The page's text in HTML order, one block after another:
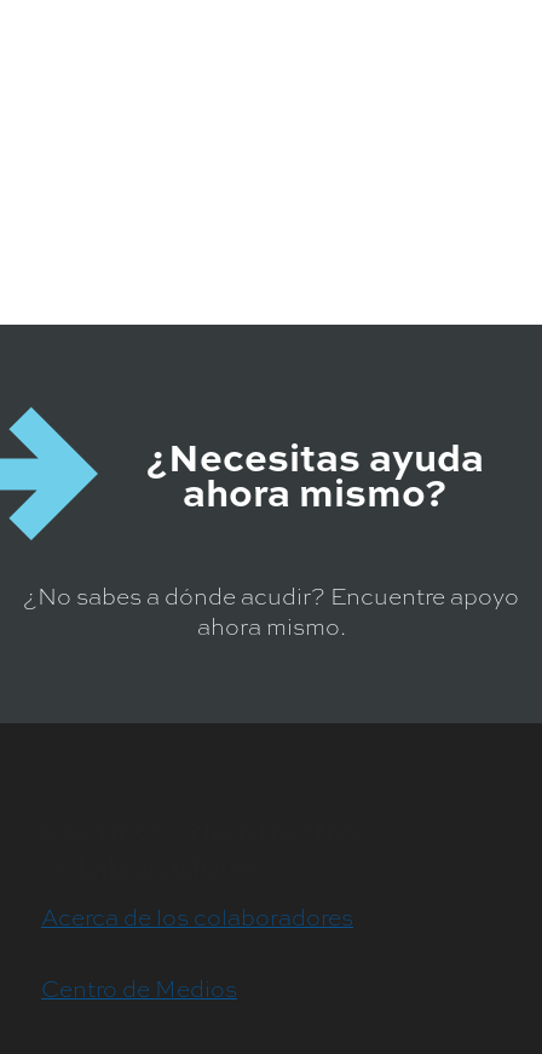
¿Necesitas ayuda
ahora mismo?
¿No sabes a dónde acudir? Encuentre apoyo
ahora mismo.
Acerca de los colaboradores
Centro de Medios